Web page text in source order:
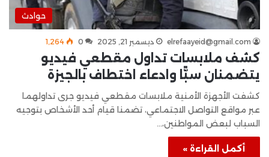
حوادث
elrefaayeid@gmail.com ديسمبر 21, 2025 0 1٬264
كشف ملابسات تداول مقطعي فيديو
يتضمنان سبًّا وادعاء اختطاف بالجيزة
كشفت الأجهزة الأمنية ملابسات مقطعي فيديو جرى تداولهما
عبر مواقع التواصل الاجتماعي، تضمنا قيام أحد الأشخاص بتوجيه
السباب لبعض المواطنين،…
أكمل القراءة »